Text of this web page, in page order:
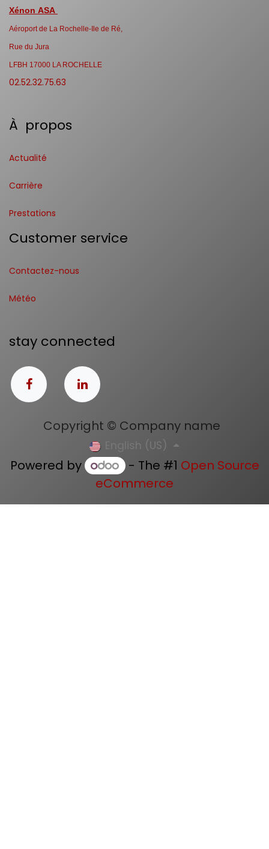
Xénon ASA
Aéroport de La Rochelle-Ile de Ré,
Rue du Jura
LFBH 17000 LA ROCHELLE
02.52.32.75.63
À propos
Actualité
Carrière
Prestations
Customer service
Contactez-nous
Météo
stay connected
Copyright © Company name
English (US)
Powered by - The #1 Open Source
eCommerce